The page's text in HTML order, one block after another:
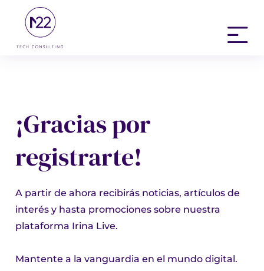
contenido
Main
Menu
¡Gracias por
registrarte!
A partir de ahora recibirás noticias, artículos de
interés y hasta promociones sobre nuestra
plataforma Irina Live.
Mantente a la vanguardia en el mundo digital.